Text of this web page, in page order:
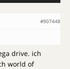
#907448
drive. ich
world of